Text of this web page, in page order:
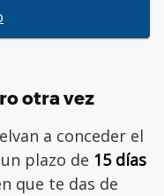
otra vez
a conceder el
plazo de 15 días
que te das de